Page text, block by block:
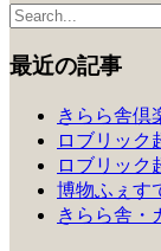
最近の記事
きらら舎倶
ロブリック
ロブリック
博物ふぇす
きらら舎・